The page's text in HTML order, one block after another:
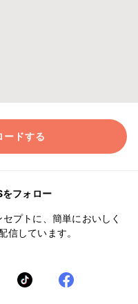
ードする
をフォロー
プトに、簡単においしく
信しています。